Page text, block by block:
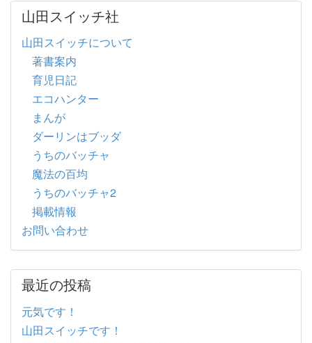
山田スイッチ社
山田スイッチについて
著書案内
育児日記
エコハンター
まんが
ダーリンはブッダ
うちのバッチャ
魔法の百均
うちのバッチャ2
掲載情報
お問い合わせ
最近の投稿
元気です！
山田スイッチです！